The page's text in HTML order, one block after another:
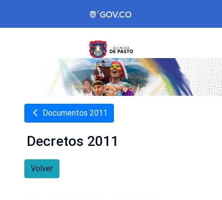
Documentos 2011
Decretos 2011
Volver